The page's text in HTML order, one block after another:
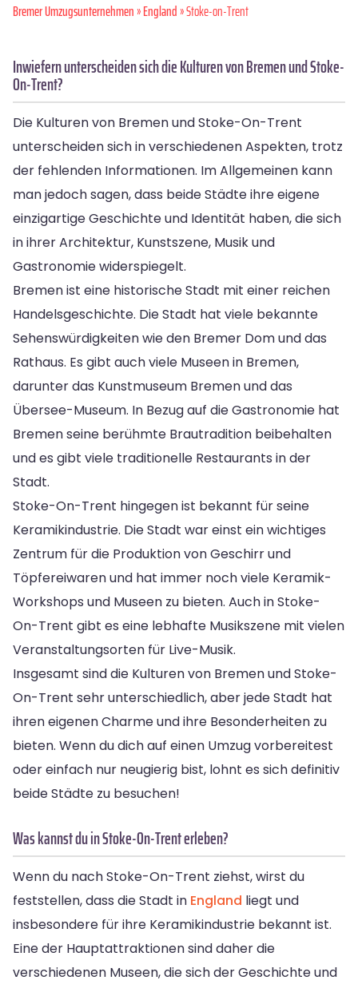
Bremer Umzugsunternehmen»England» Stoke-on-Trent
Inwiefern unterscheiden sich die Kulturen von Bremen und Stoke-
On-Trent?
Die Kulturen von Bremen und Stoke-On-Trent
unterscheiden sich in verschiedenen Aspekten, trotz
der fehlenden Informationen. Im Allgemeinen kann
man jedoch sagen, dass beide Städte ihre eigene
einzigartige Geschichte und Identität haben, die sich
in ihrer Architektur, Kunstszene, Musik und
Gastronomie widerspiegelt.
Bremen ist eine historische Stadt mit einer reichen
Handelsgeschichte. Die Stadt hat viele bekannte
Sehenswürdigkeiten wie den Bremer Dom und das
Rathaus. Es gibt auch viele Museen in Bremen,
darunter das Kunstmuseum Bremen und das
Übersee-Museum. In Bezug auf die Gastronomie hat
Bremen seine berühmte Brautradition beibehalten
und es gibt viele traditionelle Restaurants in der
Stadt.
Stoke-On-Trent hingegen ist bekannt für seine
Keramikindustrie. Die Stadt war einst ein wichtiges
Zentrum für die Produktion von Geschirr und
Töpfereiwaren und hat immer noch viele Keramik-
Workshops und Museen zu bieten. Auch in Stoke-
On-Trent gibt es eine lebhafte Musikszene mit vielen
Veranstaltungsorten für Live-Musik.
Insgesamt sind die Kulturen von Bremen und Stoke-
On-Trent sehr unterschiedlich, aber jede Stadt hat
ihren eigenen Charme und ihre Besonderheiten zu
bieten. Wenn du dich auf einen Umzug vorbereitest
oder einfach nur neugierig bist, lohnt es sich definitiv
beide Städte zu besuchen!
Was kannst du in Stoke-On-Trent erleben?
Wenn du nach Stoke-On-Trent ziehst, wirst du
feststellen, dass die Stadt in England liegt und
insbesondere für ihre Keramikindustrie bekannt ist.
Eine der Hauptattraktionen sind daher die
verschiedenen Museen, die sich der Geschichte und